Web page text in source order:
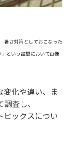
暑さ対策としておこなった
という設問において画像
変化や違い、ま
査し、
ピックスについ